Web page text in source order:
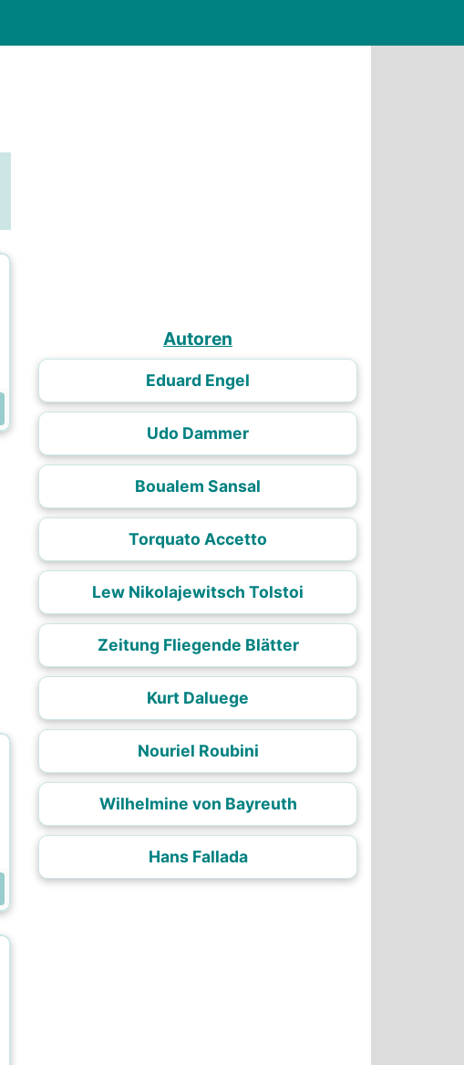
Autoren
Eduard Engel
Udo Dammer
Boualem Sansal
Torquato Accetto
Lew Nikolajewitsch Tolstoi
Zeitung Fliegende Blätter
Kurt Daluege
Nouriel Roubini
Wilhelmine von Bayreuth
Hans Fallada